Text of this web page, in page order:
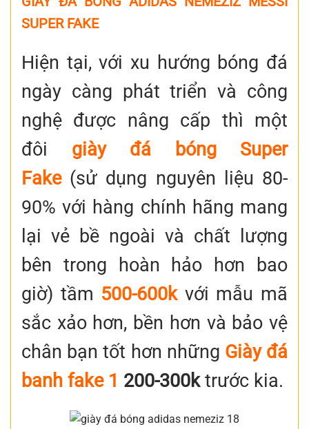
SUPER FAKE
Hiện tại, với xu hướng bóng đá
ngày càng phát triển và công
nghệ được nâng cấp thì một
đôi
giày đá bóng Super
Fake (sử dụng nguyên liệu 80-
90% với hàng chính hãng mang
lại vẻ bề ngoài và chất lượng
bên trong hoàn hảo hơn bao
giờ) tầm 500-600k với mẫu mã
sắc xảo hơn, bền hơn và bảo vệ
chân bạn tốt hơn những Giày đá
banh fake 1 200-300k trước kia.